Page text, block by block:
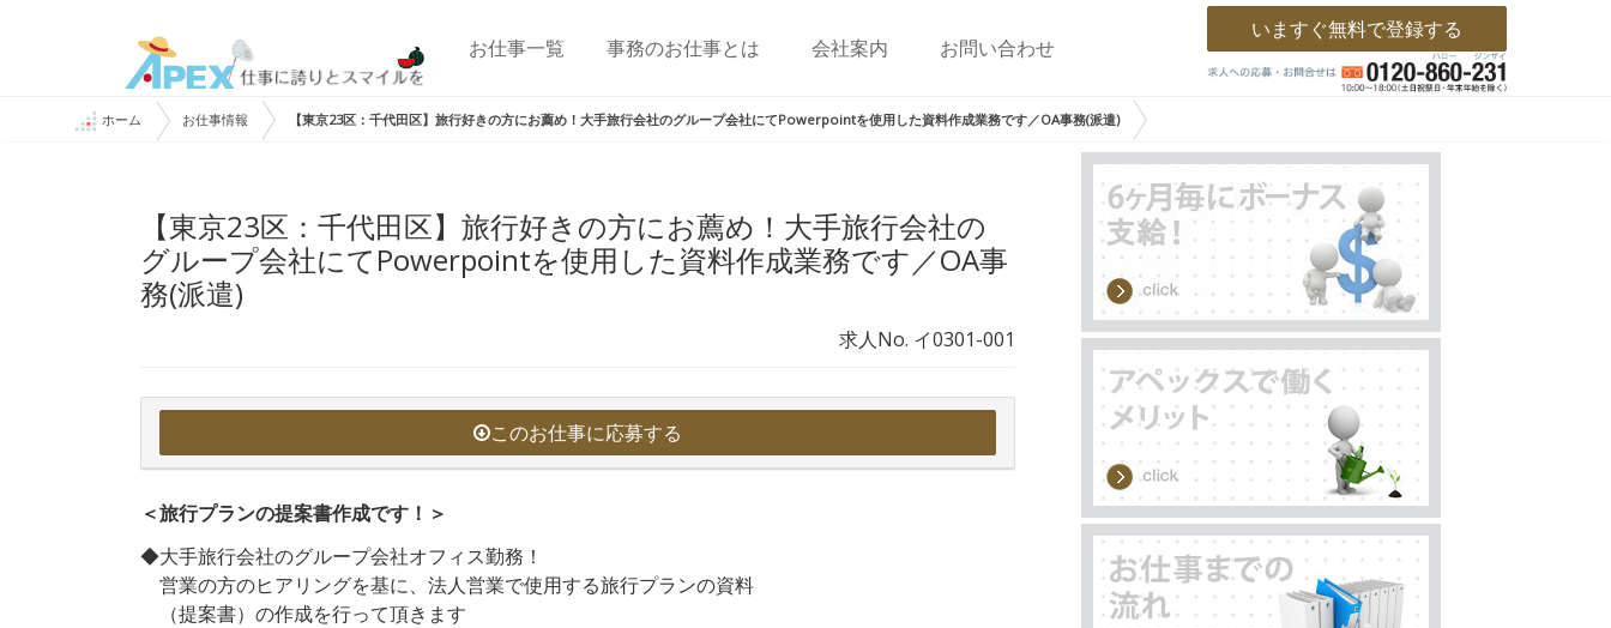
お仕事一覧 事務のお仕事とは 会社案内 お問い合わせ
いますぐ無料で登録する
ホーム お仕事情報 【東京23区：千代田区】旅行好きの方にお薦め！大手旅行会社のグループ会社にてPowerpointを使用した資料作成業務です／OA事務(派遣)
【東京23区：千代田区】旅行好きの方にお薦め！大手旅行会社の
グループ会社にてPowerpointを使用した資料作成業務です／OA事
務(派遣)
求人No. イ0301-001
このお仕事に応募する
＜旅行プランの提案書作成です！＞
◆大手旅行会社のグループ会社オフィス勤務！
営業の方のヒアリングを基に、法人営業で使用する旅行プランの資料
（提案書）の作成を行って頂きます